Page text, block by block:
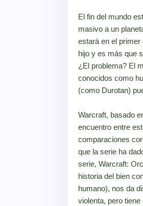
El fin del mundo
masivo a un
estará en el
hijo y es más que
¿El problema? El
conocidos como
(como Durotan)
Warcraft, basado
encuentro entre
comparaciones
que la serie ha
serie, Warcraft:
historia del bien
humano), nos da
violenta, pero